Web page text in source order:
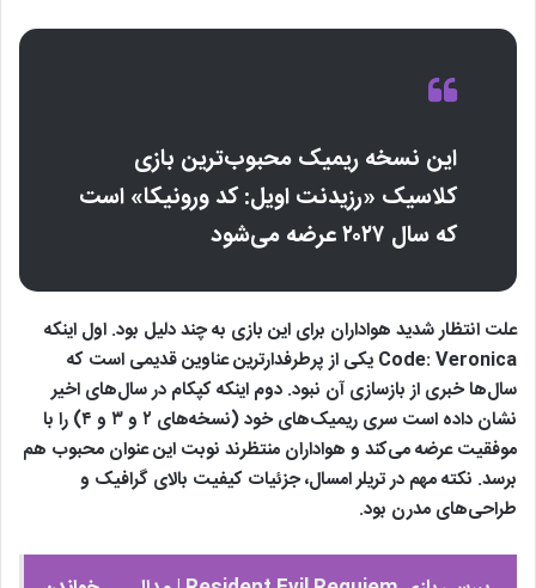
این نسخه ریمیک محبوب‌ترین بازی
کلاسیک «رزیدنت اویل: کد ورونیکا» است
که سال ۲۰۲۷ عرضه می‌شود
علت انتظار شدید هواداران برای این بازی به چند دلیل بود. اول اینکه
Code: Veronica یکی از پرطرفدارترین عناوین قدیمی است که
سال‌ها خبری از بازسازی آن نبود. دوم اینکه کپکام در سال‌های اخیر
نشان داده است سری ریمیک‌های خود (نسخه‌های ۲ و ۳ و ۴) را با
موفقیت عرضه می‌کند و هواداران منتظرند نوبت این عنوان محبوب هم
برسد. نکته مهم در تریلر امسال، جزئیات کیفیت بالای گرافیک و
طراحی‌های مدرن بود.